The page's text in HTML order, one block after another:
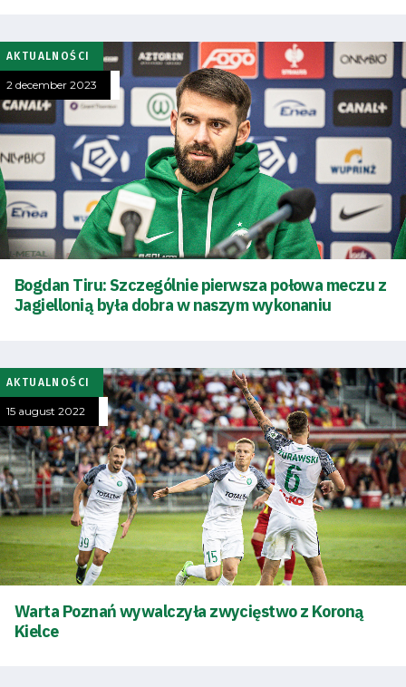
AKTUALNOŚCI
2 december 2023
Bogdan Tiru: Szczególnie pierwsza połowa meczu z
Jagiellonią była dobra w naszym wykonaniu
AKTUALNOŚCI
15 august 2022
Warta Poznań wywalczyła zwycięstwo z Koroną
Kielce